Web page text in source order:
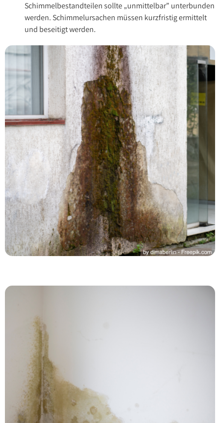
Schimmelbestandteilen sollte „unmittelbar” unterbunden
werden. Schimmelursachen müssen kurzfristig ermittelt
und beseitigt werden.